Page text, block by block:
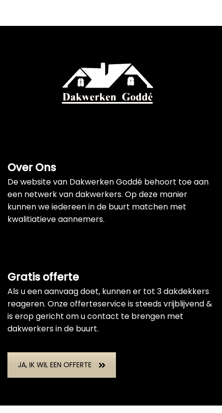
Over Ons
De website van Dakwerken Goddé behoort toe aan
een netwerk van dakwerkers. Op deze manier
kunnen we iedereen in de buurt matchen met
kwalitiatieve aannemers.
Gratis offerte
Als u een aanvaag doet, kunnen er tot 3 dakdekkers
reageren. Onze offerteservice is steeds vrijblijvend &
is erop gericht om u contact te brengen met
dakwerkers in de buurt.
JA, IK WIL EEN OFFERTE